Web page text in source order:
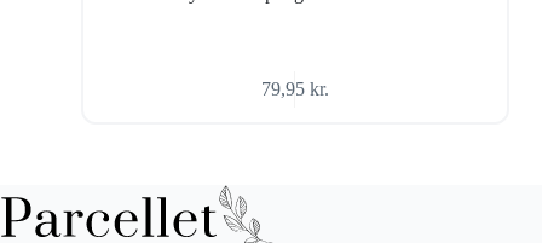
79,95 kr.